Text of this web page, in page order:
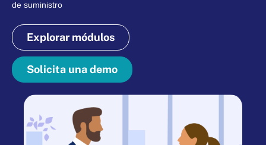
de suministro
Explorar módulos
Solicita una demo